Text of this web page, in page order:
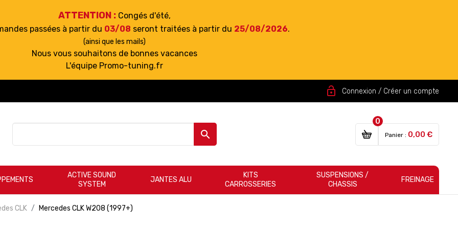
ATTENTION : Congés d'été,
passées à partir du 03/08 seront traitées à partir du 25/08/2026.
(ainsi que les mails)
Nous vous souhaitons de bonnes vacances
L'équipe Promo-tuning.fr
lock_open Connexion / Créer un compte

0
Panier : 0,00 €
ACTIVE SOUND
SYSTEM
JANTES ALU
KITS
CARROSSERIES
SUSPENSIONS /
CHASSIS
FREINAGE
CLK Mercedes CLK W208 (1997+)